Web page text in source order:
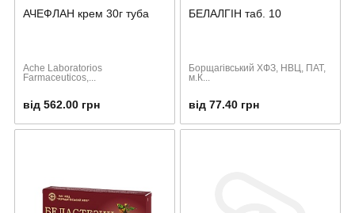
АЧЕФЛАН крем 30г туба
Ache Laboratorios
Farmaceuticos,...
від 562.00 грн
БЕЛАЛГІН таб. 10
Борщагівський ХФЗ, НВЦ, ПАТ,
м.К...
від 77.40 грн